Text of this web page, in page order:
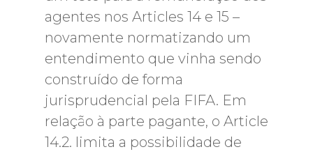
agentes nos Articles 14 e 15 –
novamente normatizando um
entendimento que vinha sendo
construído de forma
jurisprudencial pela FIFA. Em
relação à parte pagante, o Article
14.2. limita a possibilidade de